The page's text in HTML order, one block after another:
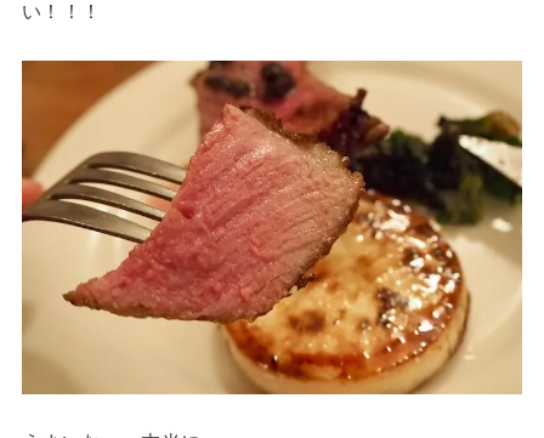
い！！！